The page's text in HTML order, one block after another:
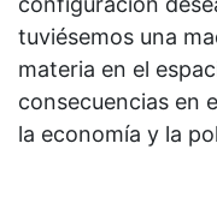
tuviésemos una
materia en el
consecuencias en
la economía y la